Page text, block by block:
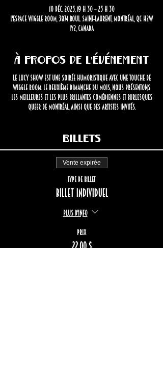
10 déc. 2023, 19 h 30 – 23 h 30
L'Espace Wiggle Room, 3874 Boul. Saint-Laurent, Montréal, QC H2W
1Y2, Canada
À propos de l'événement
Le Lucy Show est une soirée humoristique avec une touche de
Wiggle Room. Le deuxième dimanche du mois, nous présentons
les meilleures et les plus brillantes comédiennes et burlesques
queer de Montréal, ainsi que des artistes invités.
Billets
Vente expirée
Type de billet
Billet individuel
Plus d'info
Prix
22,00 $